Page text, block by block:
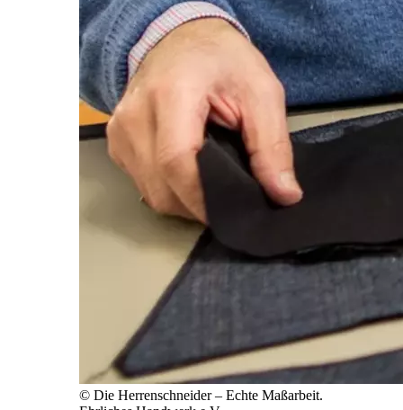
© Die Herrenschneider – Echte Maßarbeit.